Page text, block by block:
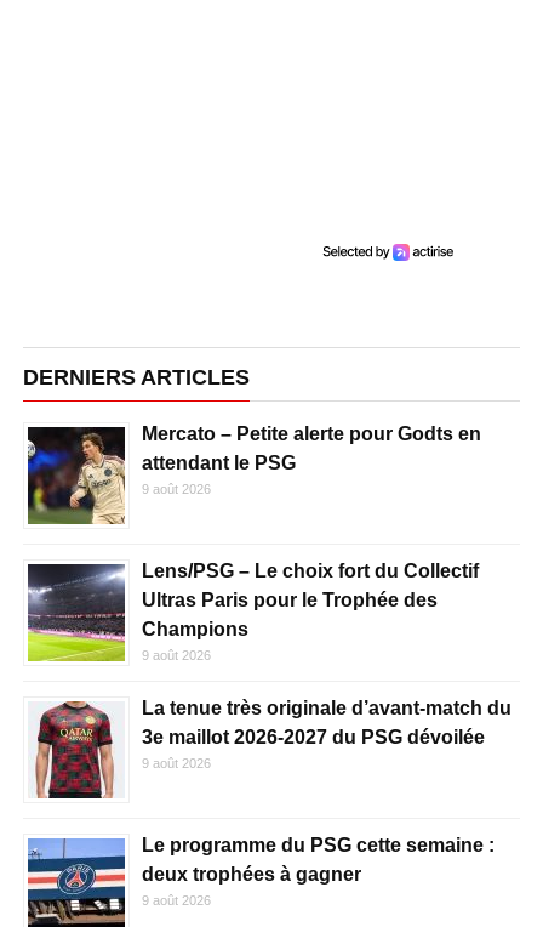
DERNIERS ARTICLES
Mercato – Petite alerte pour Godts en
attendant le PSG
9 août 2026
Lens/PSG – Le choix fort du Collectif
Ultras Paris pour le Trophée des
Champions
9 août 2026
La tenue très originale d’avant-match du
3e maillot 2026-2027 du PSG dévoilée
9 août 2026
Le programme du PSG cette semaine :
deux trophées à gagner
9 août 2026